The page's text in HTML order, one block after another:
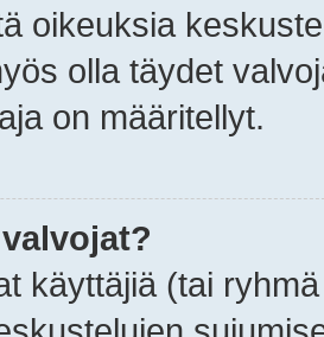
oikeuksia
olla täydet
on määritellyt.
käyttäjiä (tai